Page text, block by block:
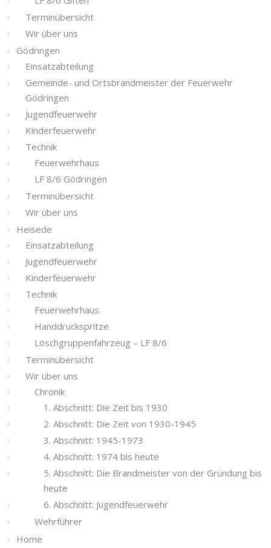
Terminübersicht
Wir über uns
Gödringen
Einsatzabteilung
Gemeinde- und Ortsbrandmeister der Feuerwehr
Gödringen
Jugendfeuerwehr
Kinderfeuerwehr
Technik
Feuerwehrhaus
LF 8/6 Gödringen
Terminübersicht
Wir über uns
Heisede
Einsatzabteilung
Jugendfeuerwehr
Kinderfeuerwehr
Technik
Feuerwehrhaus
Handdruckspritze
Löschgruppenfahrzeug – LF 8/6
Terminübersicht
Wir über uns
Chronik
1. Abschnitt: Die Zeit bis 1930
2. Abschnitt: Die Zeit von 1930-1945
3. Abschnitt: 1945-1973
4. Abschnitt: 1974 bis heute
5. Abschnitt: Die Brandmeister von der Gründung bis
heute
6. Abschnitt: Jugendfeuerwehr
Wehrführer
Home